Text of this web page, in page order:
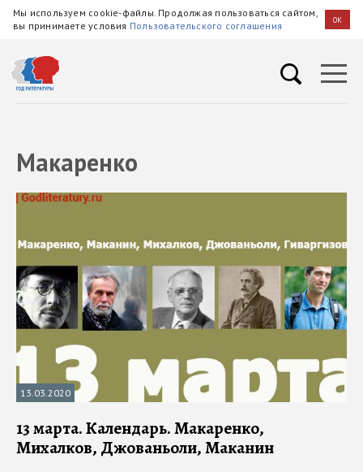
Мы используем cookie-файлы. Продолжая пользоваться сайтом,
вы принимаете условия Пользовательского соглашения OK
Макаренко
13.03.2020
13 марта. Календарь. Макаренко,
Михалков, Джованьоли, Маканин